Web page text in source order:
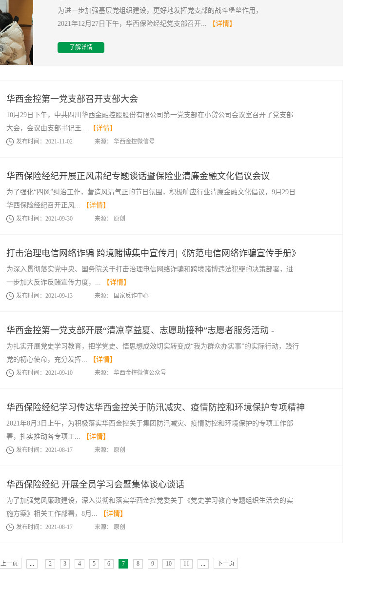
为进一步加强基层党组织建设，更好地发挥党支部的战斗堡垒作用，
2021年12月27日下午，华西保险经纪党支部召开...
【详情】
了解详情
华西金控第一党支部召开支部大会
10月29日下午，中共四川华西金融控股股份有限公司第一党支部在小贷公司会议室召开了党支部
大会，会议由支部书记王...
【详情】
发布时间： 2021-11-02 来源： 华西金控微信号
华西保险经纪开展正风肃纪专题谈话暨保险业清廉金融文化倡议会议
为了强化“四风”纠治工作，营造风清气正的节日氛围，积极响应行业清廉金融文化倡议，9月29日
华西保险经纪召开正风...
【详情】
发布时间： 2021-09-30 来源： 原创
打击治理电信网络诈骗 跨境赌博集中宣传月|《防范电信网络诈骗宣传手册》
为深入贯彻落实党中央、国务院关于打击治理电信网络诈骗和跨境赌博违法犯罪的决策部署，进
一步加大反诈反赌宣传力度，...
【详情】
发布时间： 2021-09-13 来源： 国家反诈中心
华西金控第一党支部开展“清凉享益夏、志愿助接种”志愿者服务活动 -
为扎实开展党史学习教育，把学党史、悟思想成效切实转变成“我为群众办实事”的实际行动，践行
党的初心使命，充分发挥...
【详情】
发布时间： 2021-09-10 来源： 华西金控微信公众号
华西保险经纪学习传达华西金控关于防汛减灾、疫情防控和环境保护专项精神
2021年8月3日上午，为积极落实华西金控关于集团防汛减灾、疫情防控和环境保护的专项工作部
署，扎实推动各专项工...
【详情】
发布时间： 2021-08-17 来源： 原创
华西保险经纪 开展全员学习会暨集体谈心谈话
为了加强党风廉政建设，深入贯彻和落实华西金控党委关于《党史学习教育专题组织生活会的实
施方案》相关工作部署，8月...
【详情】
发布时间： 2021-08-17 来源： 原创
上一页 ... 2 3 4 5 6 7 8 9 10 11 ... 下一页